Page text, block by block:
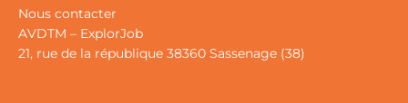
Nous contacter
AVDTM – ExplorJob
21, rue de la république 38360 Sassenage (38)